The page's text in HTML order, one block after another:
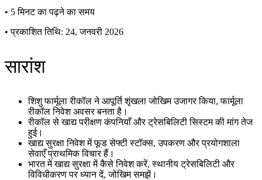
• 5 मिनट का पढ़ने का समय
• प्रकाशित तिथि: 24, जनवरी 2026
सारांश
शिशु फार्मूला रीकॉल ने आपूर्ति शृंखला जोखिम उजागर किया, फार्मूला
रीकॉल निवेश अवसर बनता है।
रीकॉल से खाद्य परीक्षण कंपनियाँ और ट्रेसबिलिटी सिस्टम की मांग तेज
हुई।
खाद्य सुरक्षा निवेश में फूड सेफ्टी स्टॉक्स, उपकरण और प्रयोगशाला
सेवाएँ प्राथमिक विचार हैं।
भारत में खाद्य सुरक्षा में कैसे निवेश करें, स्थानीय ट्रेसबिलिटी और
विविधीकरण पर ध्यान दें, जोखिम समझें।